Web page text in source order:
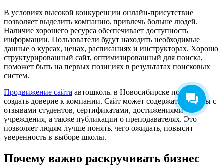
Геннадий Поляков
Здравствуйте! Напишите мне,
если у вас появятся вопросы.
В условиях высокой конкуренции онлайн-присутствие
позволяет выделить компанию, привлечь больше людей.
Наличие хорошего ресурса обеспечивает доступность
информации. Пользователи будут находить необходимые
данные о курсах, ценах, расписаниях и инструкторах. Хорошо
структурированный сайт, оптимизированный для поиска,
поможет быть на первых позициях в результатах поисковых
систем.
Продвижение сайта автошколы в Новосибирске помогает
создать доверие к компании. Сайт может содержать разделы с
отзывами студентов, сертификатами, достижениями
учреждения, а также публикации о преподавателях. Это
позволяет людям лучше понять, чего ожидать, повысит
уверенность в выборе школы.
Почему важно раскручивать бизнес